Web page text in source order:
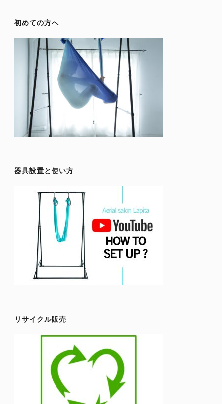
初めての方へ
器具設置と使い方
リサイクル販売